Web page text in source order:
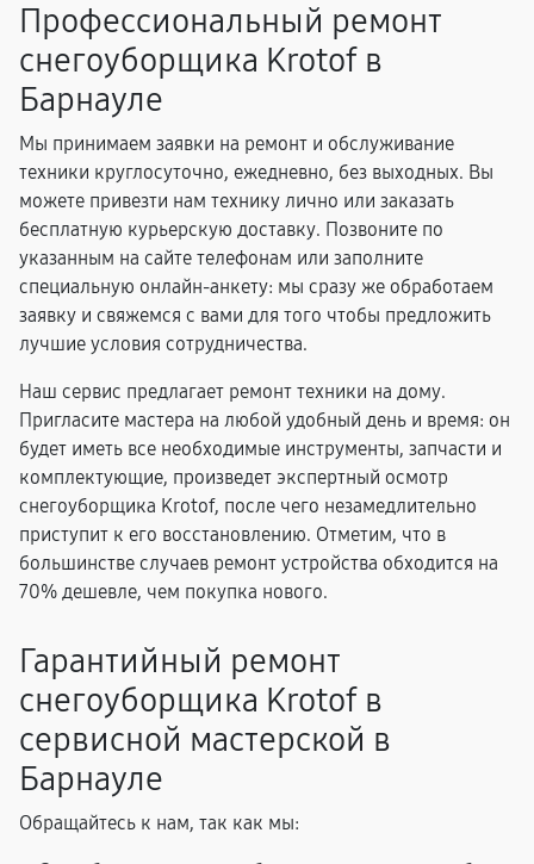
Профессиональный ремонт
снегоуборщика Krotof в
Барнауле
Мы принимаем заявки на ремонт и обслуживание
техники круглосуточно, ежедневно, без выходных. Вы
можете привезти нам технику лично или заказать
бесплатную курьерскую доставку. Позвоните по
указанным на сайте телефонам или заполните
специальную онлайн-анкету: мы сразу же обработаем
заявку и свяжемся с вами для того чтобы предложить
лучшие условия сотрудничества.
Наш сервис предлагает ремонт техники на дому.
Пригласите мастера на любой удобный день и время: он
будет иметь все необходимые инструменты, запчасти и
комплектующие, произведет экспертный осмотр
снегоуборщика Krotof, после чего незамедлительно
приступит к его восстановлению. Отметим, что в
большинстве случаев ремонт устройства обходится на
70% дешевле, чем покупка нового.
Гарантийный ремонт
снегоуборщика Krotof в
сервисной мастерской в
Барнауле
Обращайтесь к нам, так как мы: